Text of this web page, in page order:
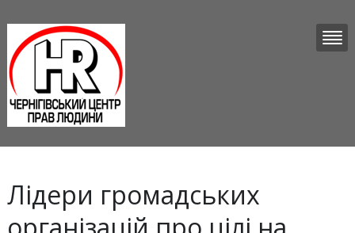
Лідери громадських